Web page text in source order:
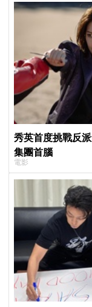
秀英首度挑戰反
集團首腦
電影